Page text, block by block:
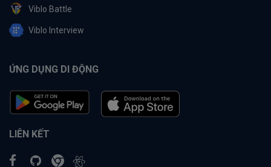
Viblo Battle
Viblo Interview
ỨNG DỤNG DI ĐỘNG
LIÊN KẾT